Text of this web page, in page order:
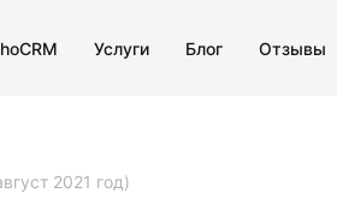
Услуги Блог Отзывы
2021 год)